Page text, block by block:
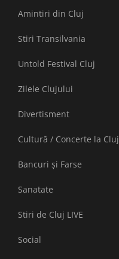
Amintiri din Cluj
Stiri Transilvania
Untold Festival Cluj
Zilele Clujului
Divertisment
Cultură / Concerte la Cluj
Bancuri și Farse
Sanatate
Stiri de Cluj LIVE
Social